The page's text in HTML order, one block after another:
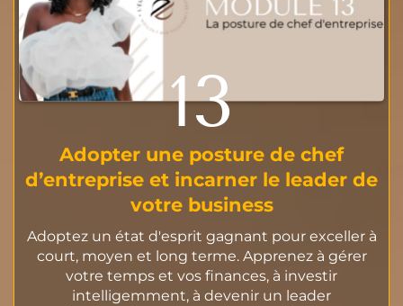
13
Adopter une posture de chef
d’entreprise et incarner le leader de
votre business
Adoptez un état d'esprit gagnant pour exceller à
court, moyen et long terme. Apprenez à gérer
votre temps et vos finances, à investir
intelligemment, à devenir un leader